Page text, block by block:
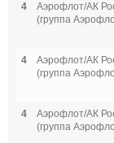
4
Аэрофлот/АК
(группа
4
Аэрофлот/АК
(группа
4
Аэрофлот/АК
(группа